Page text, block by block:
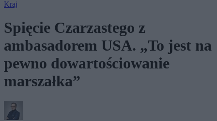
Kraj
Spięcie Czarzastego z
ambasadorem USA. „To jest na
pewno dowartościowanie
marszałka”